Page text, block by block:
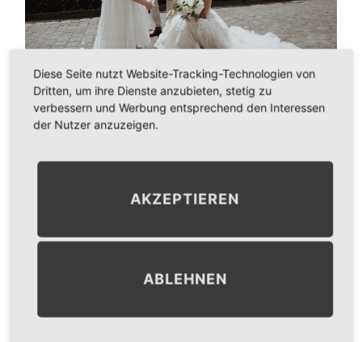
Im Juni 2022, bei 36 Grad im Schatten, durfte ich die
der Nähe von Mönchengladbach, als Hochzeitsfotografin
ich bereits zu ihrer Standesamtlichen Trauung in 2020 als
durch Covid, fand dann…
Diese Seite nutzt Website-Tracking-Technologien von
Dritten, um ihre Dienste anzubieten, stetig zu
verbessern und Werbung entsprechend den Interessen
der Nutzer anzuzeigen.
AKZEPTIEREN
ABLEHNEN